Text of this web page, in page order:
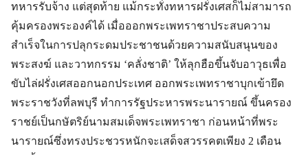
ทหารรับจ้าง แต่สุดท้าย แม้กระทั่งทหารฝรั่งเศสก็ไม่สามารถ
คุ้มครองพระองค์ได้ เมื่อออกพระเพทราชาประสบความ
สำเร็จในการปลุกระดมประชาชนด้วยความสนับสนุนของ
พระสงฆ์ และวาทกรรม ‘คลั่งชาติ’ ให้ลุกฮือขึ้นจับอาวุธเพื่อ
ขับไล่ฝรั่งเศสออกนอกประเทศ ออกพระเพทราชาบุกเข้ายึด
พระราชวังที่ลพบุรี ทำการรัฐประหารพระนารายณ์ ขึ้นครอง
ราชย์เป็นกษัตริย์นามสมเด็จพระเพทราชา ก่อนหน้าที่พระ
นารายณ์ซึ่งทรงประชวรหนักจะเสด็จสวรรคตเพียง 2 เดือน